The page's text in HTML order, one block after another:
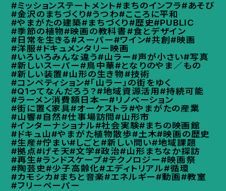
#ミッションステートメント#まちのインフラ#あそび
#金沢のまちづくり#うつわ#こころに平和
#やまがたの建築#まちづくり#歴史#PUBLIC
#季節の植物#映画の教科書#食とデザイン
#日常を生きる#スーパー#ワイン#共創#映画
#洋服#ドキュメンタリー映画
#いろいろみんな違う#山ラー#声が小さい#写真
#新しいスーパー#鳥中華#となりのやま／もの
#新しい装置#山形の生き物#技術
#コンペティション#「山ラー」の街をゆく
#Q1ってなんだろう？#地域資源活用#持続可能
#ラーメン消費額日本一#リノベーション
#街に置く家具#オーケストラ#やまがたの産業
#山響#自然#仕事場訪問 #山形市
#インターナショナル#社会実験#まちの映画館
#ドキュ山#やまがた植物散歩#土木#映画の歴史
#生産#佇まい#しごと#新しい問い#地域課題
#拠点#げそ天#文学#政治#山形まちなか探訪
#再生#ランドスケープ#テクノロジー#映画祭
#陶芸史#少子高齢化#エディトリアル#循環
#カモシカ#まちと音楽#エネルギー#動画#教室
#フリーペーパー